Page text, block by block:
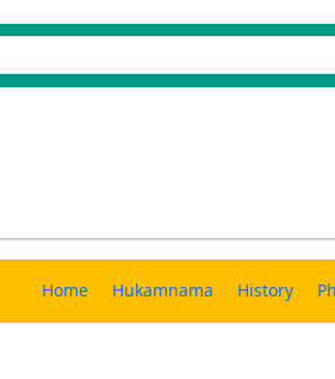
Home Hukamnama History